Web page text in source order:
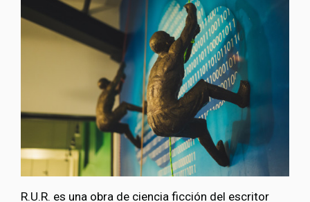
R.U.R. es una obra de ciencia ficción del escritor